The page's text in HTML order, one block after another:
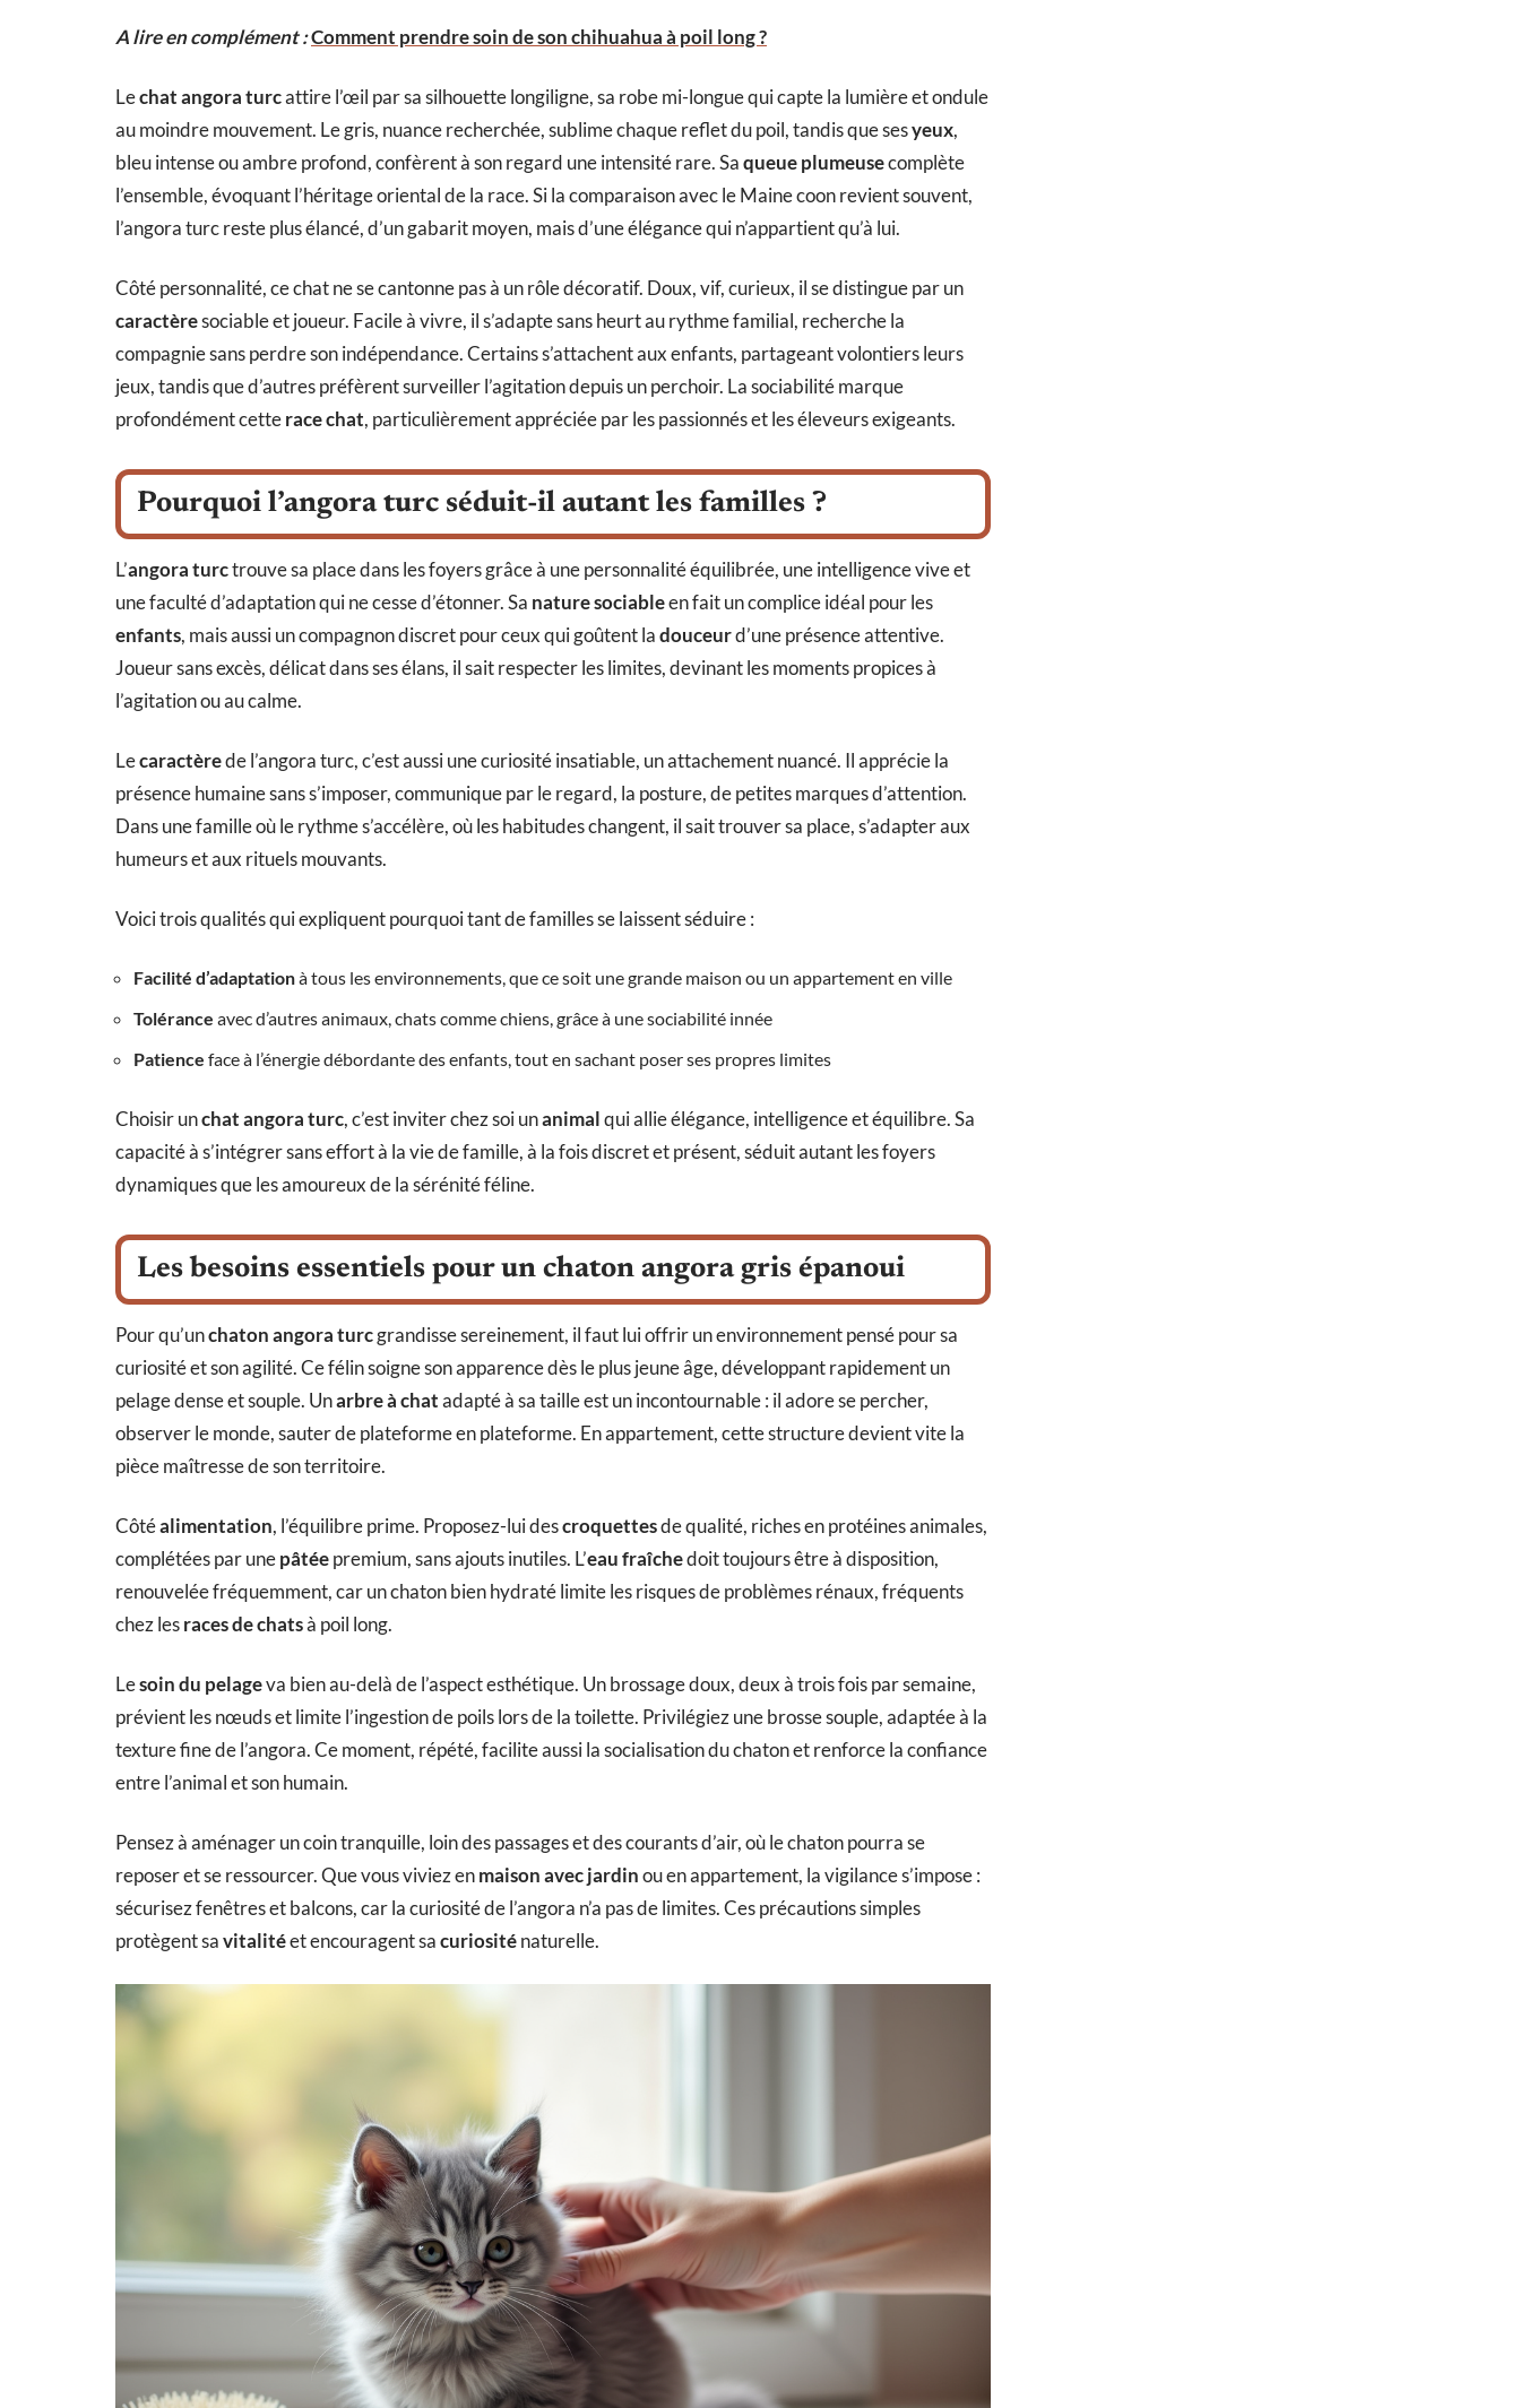
A lire en complément :Comment prendre soin de son chihuahua à poil long ?
Lechat angora turcattire l’œil par sa silhouette longiligne, sa robe mi-longue qui capte la lumière et ondule
au moindre mouvement. Le gris, nuance recherchée, sublime chaque reflet du poil, tandis que sesyeux,
bleu intense ou ambre profond, confèrent à son regard une intensité rare. Saqueue plumeusecomplète
l’ensemble, évoquant l’héritage oriental de la race. Si la comparaison avec le Maine coon revient souvent,
l’angora turc reste plus élancé, d’un gabarit moyen, mais d’une élégance qui n’appartient qu’à lui.
Côté personnalité, ce chat ne se cantonne pas à un rôle décoratif. Doux, vif, curieux, il se distingue par un
caractèresociable et joueur. Facile à vivre, il s’adapte sans heurt au rythme familial, recherche la
compagnie sans perdre son indépendance. Certains s’attachent aux enfants, partageant volontiers leurs
jeux, tandis que d’autres préfèrent surveiller l’agitation depuis un perchoir. La sociabilité marque
profondément cetterace chat, particulièrement appréciée par les passionnés et les éleveurs exigeants.
Pourquoi l’angora turc séduit-il autant les familles ?
L’angora turctrouve sa place dans les foyers grâce à une personnalité équilibrée, une intelligence vive et
une faculté d’adaptation qui ne cesse d’étonner. Sa nature sociableen fait un complice idéal pour les
enfants, mais aussi un compagnon discret pour ceux qui goûtent ladouceurd’une présence attentive.
Joueur sans excès, délicat dans ses élans, il sait respecter les limites, devinant les moments propices à
l’agitation ou au calme.
Lecaractèrede l’angora turc, c’est aussi une curiosité insatiable, un attachement nuancé. Il apprécie la
présence humaine sans s’imposer, communique par le regard, la posture, de petites marques d’attention.
Dans une famille où le rythme s’accélère, où les habitudes changent, il sait trouver sa place, s’adapter aux
humeurs et aux rituels mouvants.
Voici trois qualités qui expliquent pourquoi tant de familles se laissent séduire :
Facilité d’adaptationà tous les environnements, que ce soit une grande maison ou un appartement en ville
Tolérance avec d’autres animaux, chats comme chiens, grâce à une sociabilité innée
Patience face à l’énergie débordante des enfants, tout en sachant poser ses propres limites
Choisir unchat angora turc, c’est inviter chez soi unanimalqui allie élégance, intelligence et équilibre. Sa
capacité à s’intégrer sans effort à la vie de famille, à la fois discret et présent, séduit autant les foyers
dynamiques que les amoureux de la sérénité féline.
Les besoins essentiels pour un chaton angora gris épanoui
Pour qu’unchaton angora turcgrandisse sereinement, il faut lui offrir un environnement pensé pour sa
curiosité et son agilité. Ce félin soigne son apparence dès le plus jeune âge, développant rapidement un
pelage dense et souple. Unarbre à chatadapté à sa taille est un incontournable : il adore se percher,
observer le monde, sauter de plateforme en plateforme. En appartement, cette structure devient vite la
pièce maîtresse de son territoire.
Côtéalimentation, l’équilibre prime. Proposez-lui descroquettesde qualité, riches en protéines animales,
complétées par unepâtéepremium, sans ajouts inutiles. L’eau fraîchedoit toujours être à disposition,
renouvelée fréquemment, car un chaton bien hydraté limite les risques de problèmes rénaux, fréquents
chez lesraces de chatsà poil long.
Lesoin du pelageva bien au-delà de l’aspect esthétique. Un brossage doux, deux à trois fois par semaine,
prévient les nœuds et limite l’ingestion de poils lors de la toilette. Privilégiez une brosse souple, adaptée à la
texture fine de l’angora. Ce moment, répété, facilite aussi la socialisation du chaton et renforce la confiance
entre l’animal et son humain.
Pensez à aménager un coin tranquille, loin des passages et des courants d’air, où le chaton pourra se
reposer et se ressourcer. Que vous viviez enmaison avec jardinou en appartement, la vigilance s’impose :
sécurisez fenêtres et balcons, car la curiosité de l’angora n’a pas de limites. Ces précautions simples
protègent savitalitéet encouragent sacuriositénaturelle.